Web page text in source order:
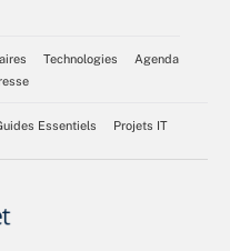
Technologies
Agenda
Essentiels Projets IT